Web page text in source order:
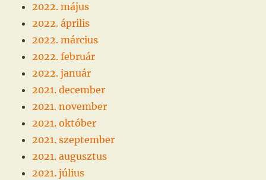
2022. május
2022. április
2022. március
2022. február
2022. január
2021. december
2021. november
2021. október
2021. szeptember
2021. augusztus
2021. július